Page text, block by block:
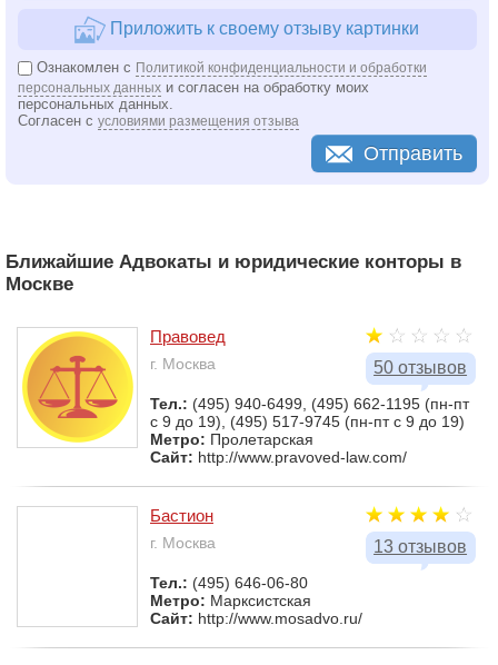
Приложить к своему отзыву картинки
Ознакомлен с Политикой конфиденциальности и обработки
персональных данных и согласен на обработку моих
персональных данных.
Согласен с условиями размещения отзыва
Отправить
Ближайшие Адвокаты и юридические конторы в
Москве
50 отзывов
Правовед
г. Москва
Тел.: (495) 940-6499, (495) 662-1195 (пн-пт
с 9 до 19), (495) 517-9745 (пн-пт с 9 до 19)
Метро: Пролетарская
Сайт: http://www.pravoved-law.com/
13 отзывов
Бастион
г. Москва
Тел.: (495) 646-06-80
Метро: Марксистская
Сайт: http://www.mosadvo.ru/